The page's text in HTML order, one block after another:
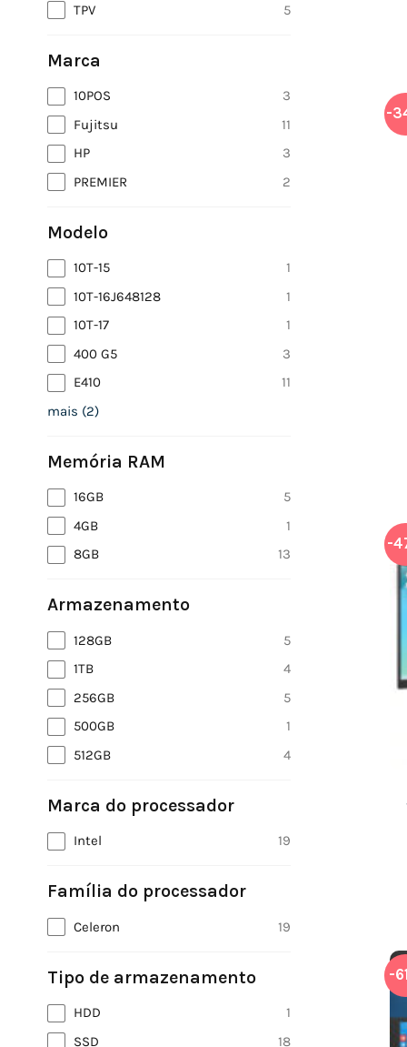
TPV
5
Marca
10POS
3
Fujitsu
11
HP
3
PREMIER
2
Modelo
10T-15
1
10T-16J648128
1
10T-17
1
400 G5
3
E410
11
mais (2)
Memória RAM
16GB
5
4GB
1
8GB
13
Armazenamento
128GB
5
1TB
4
256GB
5
500GB
1
512GB
4
Marca do processador
Intel 19
Família do processador
Celeron 19
Tipo de armazenamento
HDD
1
SSD
18
-
-
-